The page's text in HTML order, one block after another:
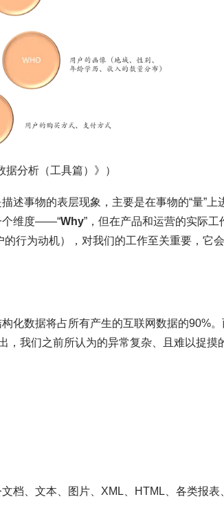
分析（工具篇）》）
述事物的表层现象，主要是在事物的“量”上
个维度——“Why”，但在产品和运营的实际工
行为动机），对我们的工作至关重要，它会
化数据将占所有产生的互联网数据的90%。
，我们之前所认为的异常复杂、且难以捉摸
档、文本、图片、XML、HTML、各类报表